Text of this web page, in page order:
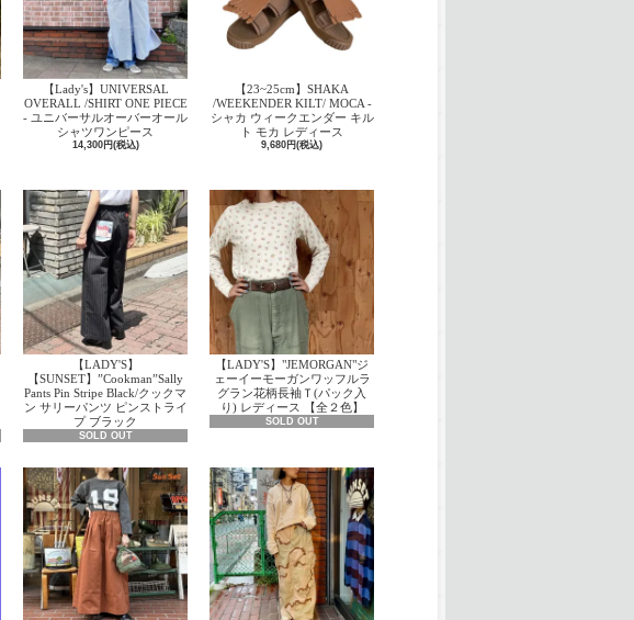
【Lady's】UNIVERSAL
OVERALL /SHIRT ONE PIECE
- ユニバーサルオーバーオール
シャツワンピース
14,300円(税込)
【23~25cm】SHAKA
/WEEKENDER KILT/ MOCA ‐
シャカ ウィークエンダー キル
ト モカ レディース
9,680円(税込)
【LADY'S】
【SUNSET】”Cookman”Sally
Pants Pin Stripe Black/クックマ
ン サリーパンツ ピンストライ
プ ブラック
SOLD OUT
【LADY'S】"JEMORGAN"ジ
ェーイーモーガンワッフルラ
グラン花柄長袖Ｔ(パック入
り) レディース 【全２色】
SOLD OUT